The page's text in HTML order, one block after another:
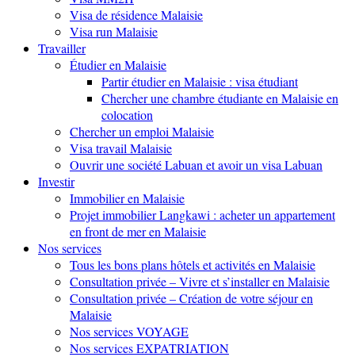
Visa de résidence Malaisie
Visa run Malaisie
Travailler
Étudier en Malaisie
Partir étudier en Malaisie : visa étudiant
Chercher une chambre étudiante en Malaisie en
colocation
Chercher un emploi Malaisie
Visa travail Malaisie
Ouvrir une société Labuan et avoir un visa Labuan
Investir
Immobilier en Malaisie
Projet immobilier Langkawi : acheter un appartement
en front de mer en Malaisie
Nos services
Tous les bons plans hôtels et activités en Malaisie
Consultation privée – Vivre et s’installer en Malaisie
Consultation privée – Création de votre séjour en
Malaisie
Nos services VOYAGE
Nos services EXPATRIATION